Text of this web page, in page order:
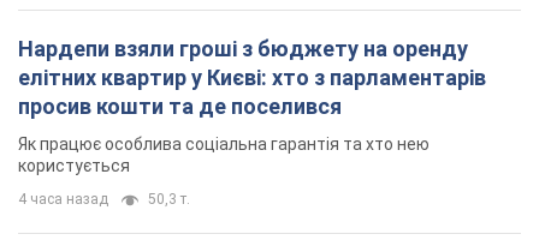
Нардепи взяли гроші з бюджету на оренду
елітних квартир у Києві: хто з парламентарів
просив кошти та де поселився
Як працює особлива соціальна гарантія та хто нею
користується
4 часа назад 50,3 т.